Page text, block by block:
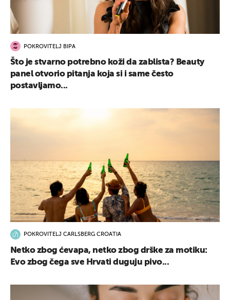
POKROVITELJ BIPA
Što je stvarno potrebno koži da zablista? Beauty
panel otvorio pitanja koja si i same često
postavljamo...
POKROVITELJ CARLSBERG CROATIA
Netko zbog ćevapa, netko zbog drške za motiku:
Evo zbog čega sve Hrvati duguju pivo...